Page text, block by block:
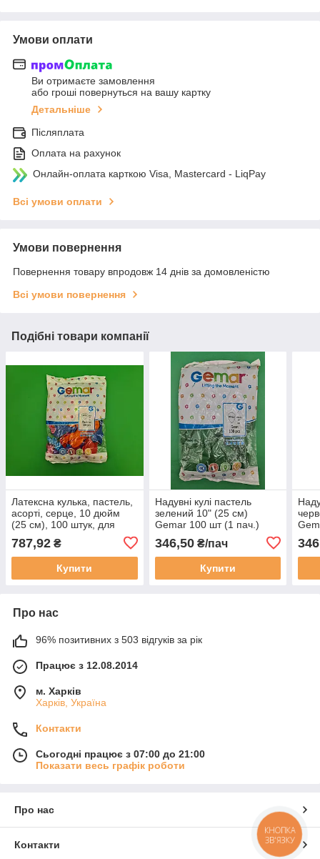
Умови оплати
Ви отримаєте замовлення
або гроші повернуться на вашу картку
Детальніше
Післяплата
Оплата на рахунок
Онлайн-оплата карткою Visa, Mastercard - LiqPay
Всі умови оплати
Умови повернення
Повернення товару впродовж 14 днів за домовленістю
Всі умови повернення
Подібні товари компанії
Латексна кулька, пастель,
асорті, серце, 10 дюйм
(25 см), 100 штук, для
787,92 ₴
Купити
Надувні кулі пастель
зелений 10" (25 см)
Gemar 100 шт (1 пач.)
346,50₴/пач
Купити
Про нас
96% позитивних з 503 відгуків за рік
Працює з 12.08.2014
м. Харків
Харків, Україна
Контакти
Сьогодні працює з 07:00 до 21:00
Показати весь графік роботи
Про нас
Контакти
КНОПКА
ЗВ'ЯЗКУ